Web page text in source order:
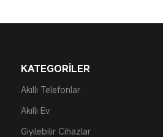
KATEGORİLER
Akıllı Telefonlar
Akıllı Ev
Giyilebilir Cihazlar